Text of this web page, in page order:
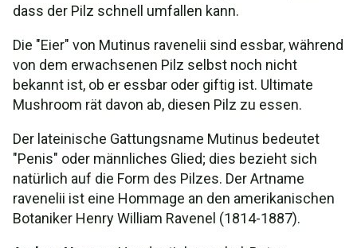
dass der Pilz schnell umfallen kann.
Die "Eier" von Mutinus ravenelii sind essbar, während
von dem erwachsenen Pilz selbst noch nicht
bekannt ist, ob er essbar oder giftig ist. Ultimate
Mushroom rät davon ab, diesen Pilz zu essen.
Der lateinische Gattungsname Mutinus bedeutet
"Penis" oder männliches Glied; dies bezieht sich
natürlich auf die Form des Pilzes. Der Artname
ravenelii ist eine Hommage an den amerikanischen
Botaniker Henry William Ravenel (1814-1887).